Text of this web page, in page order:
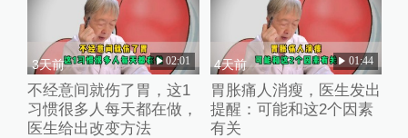
3天前 02:01
不经意间就伤了胃，这1
习惯很多人每天都在做，
医生给出改变方法
4天前 01:44
胃胀痛人消瘦，医生发出
提醒：可能和这2个因素
有关